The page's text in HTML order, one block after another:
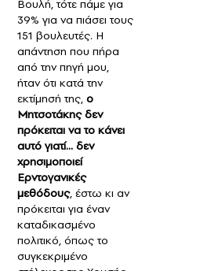
Βουλή, τότε πάμε για
39% για να πιάσει τους
151 βουλευτές. Η
απάντηση που πήρα
από την πηγή μου,
ήταν ότι κατά την
εκτίμησή της, ο
Μητσοτάκης δεν
πρόκειται να το κάνει
αυτό γιατί… δεν
χρησιμοποιεί
Ερντογανικές
μεθόδους, έστω κι αν
πρόκειται για έναν
καταδικασμένο
πολιτικό, όπως το
συγκεκριμένο